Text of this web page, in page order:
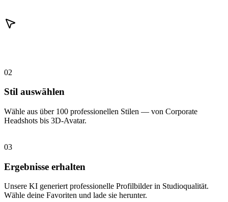
02
Stil auswählen
Wähle aus über 100 professionellen Stilen — von Corporate
Headshots bis 3D-Avatar.
03
Ergebnisse erhalten
Unsere KI generiert professionelle Profilbilder in Studioqualität.
Wähle deine Favoriten und lade sie herunter.